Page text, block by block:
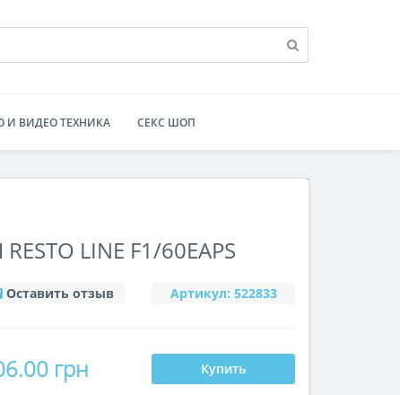
И ВИДЕО ТЕХНИКА СЕКС ШОП
LINE F1/60EAPS
Оставить отзыв Артикул: 522833
грн Купить